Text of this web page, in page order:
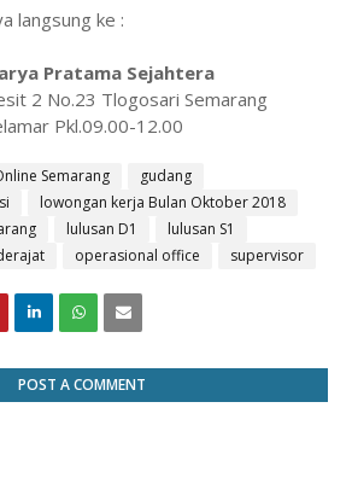
langsung ke :
Pratama Sejahtera
2 No.23 Tlogosari Semarang
Pkl.09.00-12.00
Semarang
gudang
lowongan kerja Bulan Oktober 2018
lulusan D1
lulusan S1
operasional office supervisor
POST A COMMENT